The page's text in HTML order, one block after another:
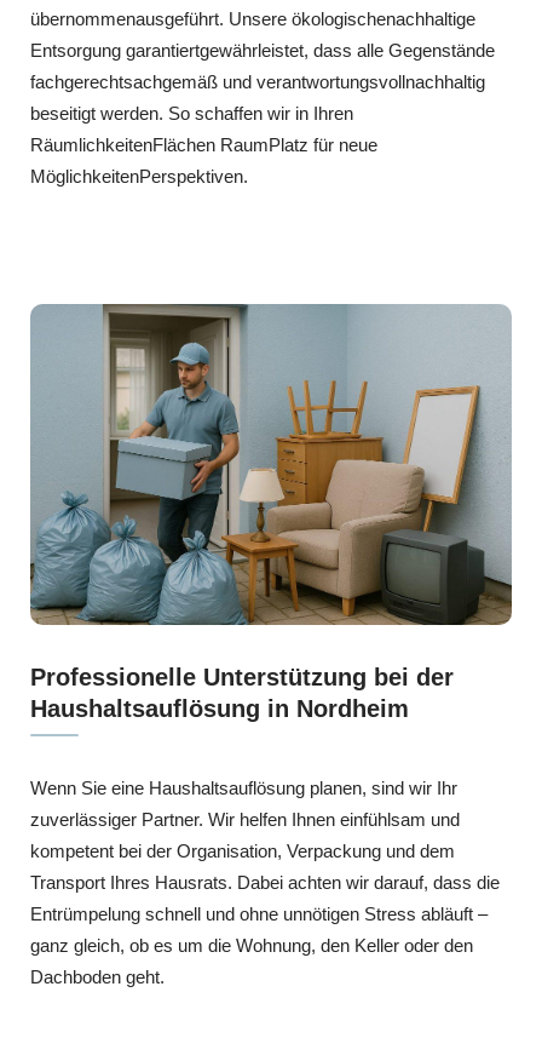
übernommenausgeführt. Unsere ökologischenachhaltige
Entsorgung garantiertgewährleistet, dass alle Gegenstände
fachgerechtsachgemäß und verantwortungsvollnachhaltig
beseitigt werden. So schaffen wir in Ihren
RäumlichkeitenFlächen RaumPlatz für neue
MöglichkeitenPerspektiven.
Professionelle Unterstützung bei der
Haushaltsauflösung in Nordheim
Wenn Sie eine Haushaltsauflösung planen, sind wir Ihr
zuverlässiger Partner. Wir helfen Ihnen einfühlsam und
kompetent bei der Organisation, Verpackung und dem
Transport Ihres Hausrats. Dabei achten wir darauf, dass die
Entrümpelung schnell und ohne unnötigen Stress abläuft –
ganz gleich, ob es um die Wohnung, den Keller oder den
Dachboden geht.